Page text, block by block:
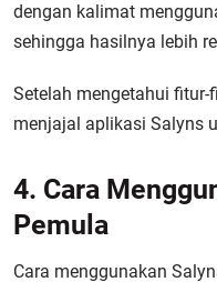
dengan kalimat
sehingga hasilnya lebih
Setelah mengetahui
menjajal aplikasi Salyns
4. Cara
Pemula
Cara menggunakan